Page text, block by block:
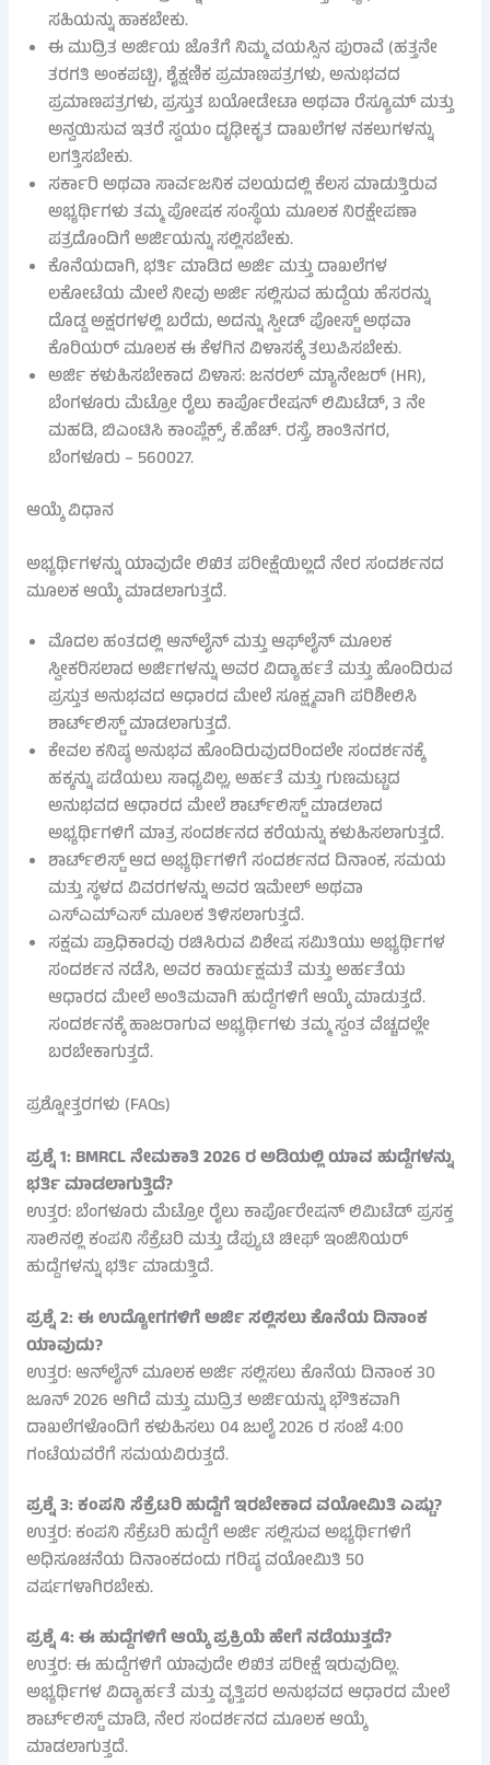
ಸಹಿಯನ್ನು ಹಾಕಬೇಕು.
ಈ ಮುದ್ರಿತ ಅರ್ಜಿಯ ಜೊತೆಗೆ ನಿಮ್ಮ ವಯಸ್ಸಿನ ಪುರಾವೆ (ಹತ್ತನೇ
ತರಗತಿ ಅಂಕಪಟ್ಟಿ), ಶೈಕ್ಷಣಿಕ ಪ್ರಮಾಣಪತ್ರಗಳು, ಅನುಭವದ
ಪ್ರಮಾಣಪತ್ರಗಳು, ಪ್ರಸ್ತುತ ಬಯೋಡೇಟಾ ಅಥವಾ ರೆಸ್ಯೂಮ್ ಮತ್ತು
ಅನ್ವಯಿಸುವ ಇತರೆ ಸ್ವಯಂ ದೃಢೀಕೃತ ದಾಖಲೆಗಳ ನಕಲುಗಳನ್ನು
ಲಗತ್ತಿಸಬೇಕು.
ಸರ್ಕಾರಿ ಅಥವಾ ಸಾರ್ವಜನಿಕ ವಲಯದಲ್ಲಿ ಕೆಲಸ ಮಾಡುತ್ತಿರುವ
ಅಭ್ಯರ್ಥಿಗಳು ತಮ್ಮ ಪೋಷಕ ಸಂಸ್ಥೆಯ ಮೂಲಕ ನಿರಕ್ಷೇಪಣಾ
ಪತ್ರದೊಂದಿಗೆ ಅರ್ಜಿಯನ್ನು ಸಲ್ಲಿಸಬೇಕು.
ಕೊನೆಯದಾಗಿ, ಭರ್ತಿ ಮಾಡಿದ ಅರ್ಜಿ ಮತ್ತು ದಾಖಲೆಗಳ
ಲಕೋಟೆಯ ಮೇಲೆ ನೀವು ಅರ್ಜಿ ಸಲ್ಲಿಸುವ ಹುದ್ದೆಯ ಹೆಸರನ್ನು
ದೊಡ್ಡ ಅಕ್ಷರಗಳಲ್ಲಿ ಬರೆದು, ಅದನ್ನು ಸ್ಪೀಡ್ ಪೋಸ್ಟ್ ಅಥವಾ
ಕೊರಿಯರ್ ಮೂಲಕ ಈ ಕೆಳಗಿನ ವಿಳಾಸಕ್ಕೆ ತಲುಪಿಸಬೇಕು.
ಅರ್ಜಿ ಕಳುಹಿಸಬೇಕಾದ ವಿಳಾಸ: ಜನರಲ್ ಮ್ಯಾನೇಜರ್ (HR),
ಬೆಂಗಳೂರು ಮೆಟ್ರೋ ರೈಲು ಕಾರ್ಪೊರೇಷನ್ ಲಿಮಿಟೆಡ್, 3 ನೇ
ಮಹಡಿ, ಬಿಎಂಟಿಸಿ ಕಾಂಪ್ಲೆಕ್ಸ್, ಕೆ.ಹೆಚ್. ರಸ್ತೆ, ಶಾಂತಿನಗರ,
ಬೆಂಗಳೂರು – 560027.
ಆಯ್ಕೆ ವಿಧಾನ
ಅಭ್ಯರ್ಥಿಗಳನ್ನು ಯಾವುದೇ ಲಿಖಿತ ಪರೀಕ್ಷೆಯಿಲ್ಲದೆ ನೇರ ಸಂದರ್ಶನದ
ಮೂಲಕ ಆಯ್ಕೆ ಮಾಡಲಾಗುತ್ತದೆ.
ಮೊದಲ ಹಂತದಲ್ಲಿ ಆನ್‌ಲೈನ್ ಮತ್ತು ಆಫ್‌ಲೈನ್ ಮೂಲಕ
ಸ್ವೀಕರಿಸಲಾದ ಅರ್ಜಿಗಳನ್ನು ಅವರ ವಿದ್ಯಾರ್ಹತೆ ಮತ್ತು ಹೊಂದಿರುವ
ಪ್ರಸ್ತುತ ಅನುಭವದ ಆಧಾರದ ಮೇಲೆ ಸೂಕ್ಷ್ಮವಾಗಿ ಪರಿಶೀಲಿಸಿ
ಶಾರ್ಟ್‌ಲಿಸ್ಟ್ ಮಾಡಲಾಗುತ್ತದೆ.
ಕೇವಲ ಕನಿಷ್ಠ ಅನುಭವ ಹೊಂದಿರುವುದರಿಂದಲೇ ಸಂದರ್ಶನಕ್ಕೆ
ಹಕ್ಕನ್ನು ಪಡೆಯಲು ಸಾಧ್ಯವಿಲ್ಲ, ಅರ್ಹತೆ ಮತ್ತು ಗುಣಮಟ್ಟದ
ಅನುಭವದ ಆಧಾರದ ಮೇಲೆ ಶಾರ್ಟ್‌ಲಿಸ್ಟ್ ಮಾಡಲಾದ
ಅಭ್ಯರ್ಥಿಗಳಿಗೆ ಮಾತ್ರ ಸಂದರ್ಶನದ ಕರೆಯನ್ನು ಕಳುಹಿಸಲಾಗುತ್ತದೆ.
ಶಾರ್ಟ್‌ಲಿಸ್ಟ್ ಆದ ಅಭ್ಯರ್ಥಿಗಳಿಗೆ ಸಂದರ್ಶನದ ದಿನಾಂಕ, ಸಮಯ
ಮತ್ತು ಸ್ಥಳದ ವಿವರಗಳನ್ನು ಅವರ ಇಮೇಲ್ ಅಥವಾ
ಎಸ್‌ಎಮ್‌ಎಸ್ ಮೂಲಕ ತಿಳಿಸಲಾಗುತ್ತದೆ.
ಸಕ್ಷಮ ಪ್ರಾಧಿಕಾರವು ರಚಿಸಿರುವ ವಿಶೇಷ ಸಮಿತಿಯು ಅಭ್ಯರ್ಥಿಗಳ
ಸಂದರ್ಶನ ನಡೆಸಿ, ಅವರ ಕಾರ್ಯಕ್ಷಮತೆ ಮತ್ತು ಅರ್ಹತೆಯ
ಆಧಾರದ ಮೇಲೆ ಅಂತಿಮವಾಗಿ ಹುದ್ದೆಗಳಿಗೆ ಆಯ್ಕೆ ಮಾಡುತ್ತದೆ.
ಸಂದರ್ಶನಕ್ಕೆ ಹಾಜರಾಗುವ ಅಭ್ಯರ್ಥಿಗಳು ತಮ್ಮ ಸ್ವಂತ ವೆಚ್ಚದಲ್ಲೇ
ಬರಬೇಕಾಗುತ್ತದೆ.
ಪ್ರಶ್ನೋತ್ತರಗಳು (FAQs)
ಪ್ರಶ್ನೆ 1: BMRCL ನೇಮಕಾತಿ 2026 ರ ಅಡಿಯಲ್ಲಿ ಯಾವ ಹುದ್ದೆಗಳನ್ನು
ಭರ್ತಿ ಮಾಡಲಾಗುತ್ತಿದೆ?
ಉತ್ತರ: ಬೆಂಗಳೂರು ಮೆಟ್ರೋ ರೈಲು ಕಾರ್ಪೊರೇಷನ್ ಲಿಮಿಟೆಡ್ ಪ್ರಸಕ್ತ
ಸಾಲಿನಲ್ಲಿ ಕಂಪನಿ ಸೆಕ್ರೆಟರಿ ಮತ್ತು ಡೆಪ್ಯುಟಿ ಚೀಫ್ ಇಂಜಿನಿಯರ್
ಹುದ್ದೆಗಳನ್ನು ಭರ್ತಿ ಮಾಡುತ್ತಿದೆ.
ಪ್ರಶ್ನೆ 2: ಈ ಉದ್ಯೋಗಗಳಿಗೆ ಅರ್ಜಿ ಸಲ್ಲಿಸಲು ಕೊನೆಯ ದಿನಾಂಕ
ಯಾವುದು?
ಉತ್ತರ: ಆನ್‌ಲೈನ್ ಮೂಲಕ ಅರ್ಜಿ ಸಲ್ಲಿಸಲು ಕೊನೆಯ ದಿನಾಂಕ 30
ಜೂನ್ 2026 ಆಗಿದೆ ಮತ್ತು ಮುದ್ರಿತ ಅರ್ಜಿಯನ್ನು ಭೌತಿಕವಾಗಿ
ದಾಖಲೆಗಳೊಂದಿಗೆ ಕಳುಹಿಸಲು 04 ಜುಲೈ 2026 ರ ಸಂಜೆ 4:00
ಗಂಟೆಯವರೆಗೆ ಸಮಯವಿರುತ್ತದೆ.
ಪ್ರಶ್ನೆ 3: ಕಂಪನಿ ಸೆಕ್ರೆಟರಿ ಹುದ್ದೆಗೆ ಇರಬೇಕಾದ ವಯೋಮಿತಿ ಎಷ್ಟು?
ಉತ್ತರ: ಕಂಪನಿ ಸೆಕ್ರೆಟರಿ ಹುದ್ದೆಗೆ ಅರ್ಜಿ ಸಲ್ಲಿಸುವ ಅಭ್ಯರ್ಥಿಗಳಿಗೆ
ಅಧಿಸೂಚನೆಯ ದಿನಾಂಕದಂದು ಗರಿಷ್ಠ ವಯೋಮಿತಿ 50
ವರ್ಷಗಳಾಗಿರಬೇಕು.
ಪ್ರಶ್ನೆ 4: ಈ ಹುದ್ದೆಗಳಿಗೆ ಆಯ್ಕೆ ಪ್ರಕ್ರಿಯೆ ಹೇಗೆ ನಡೆಯುತ್ತದೆ?
ಉತ್ತರ: ಈ ಹುದ್ದೆಗಳಿಗೆ ಯಾವುದೇ ಲಿಖಿತ ಪರೀಕ್ಷೆ ಇರುವುದಿಲ್ಲ.
ಅಭ್ಯರ್ಥಿಗಳ ವಿದ್ಯಾರ್ಹತೆ ಮತ್ತು ವೃತ್ತಿಪರ ಅನುಭವದ ಆಧಾರದ ಮೇಲೆ
ಶಾರ್ಟ್‌ಲಿಸ್ಟ್ ಮಾಡಿ, ನೇರ ಸಂದರ್ಶನದ ಮೂಲಕ ಆಯ್ಕೆ
ಮಾಡಲಾಗುತ್ತದೆ.